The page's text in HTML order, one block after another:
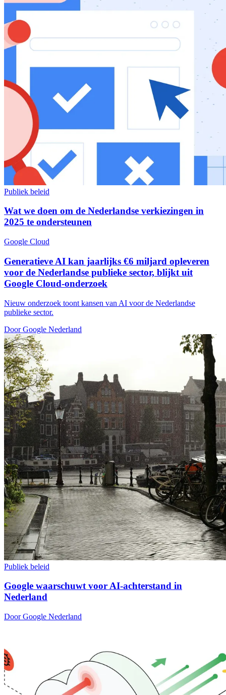
Publiek beleid
Wat we doen om de Nederlandse verkiezingen in
2025 te ondersteunen
Google Cloud
Generatieve AI kan jaarlijks €6 miljard opleveren
voor de Nederlandse publieke sector, blijkt uit
Google Cloud-onderzoek
Nieuw onderzoek toont kansen van AI voor de Nederlandse
publieke sector.
Door Google Nederland
Publiek beleid
Google waarschuwt voor AI-achterstand in
Nederland
Door Google Nederland